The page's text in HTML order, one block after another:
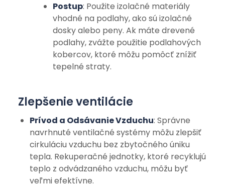
Postup: Použite izolačné materiály
vhodné na podlahy, ako sú izolačné
dosky alebo peny. Ak máte drevené
podlahy, zvážte použitie podlahových
kobercov, ktoré môžu pomôcť znížiť
tepelné straty.
Zlepšenie ventilácie
Prívod a Odsávanie Vzduchu: Správne
navrhnuté ventilačné systémy môžu zlepšiť
cirkuláciu vzduchu bez zbytočného úniku
tepla. Rekuperačné jednotky, ktoré recyklujú
teplo z odvádzaného vzduchu, môžu byť
veľmi efektívne.